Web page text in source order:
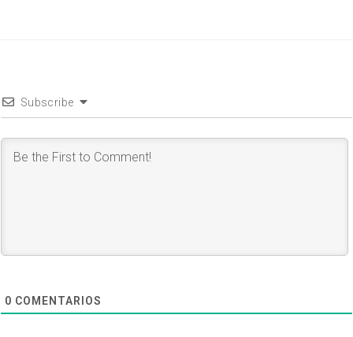
Subscribe
0 COMENTARIOS